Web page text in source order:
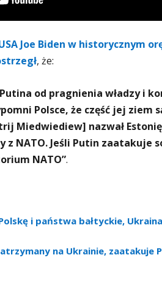
Joe Biden w historycznym
, że:
od pragnienia władzy i
Polsce, że część jej ziem
Miedwiediew] nazwał
z NATO. Jeśli Putin zaatakuje
NATO”.
i państwa bałtyckie,
na Ukrainie,